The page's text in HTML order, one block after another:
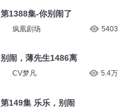
第1388集-你别闹了
疯凰剧场 5403
别闹，薄先生1486离
CV梦凡 5.4万
第149集 乐乐，别闹